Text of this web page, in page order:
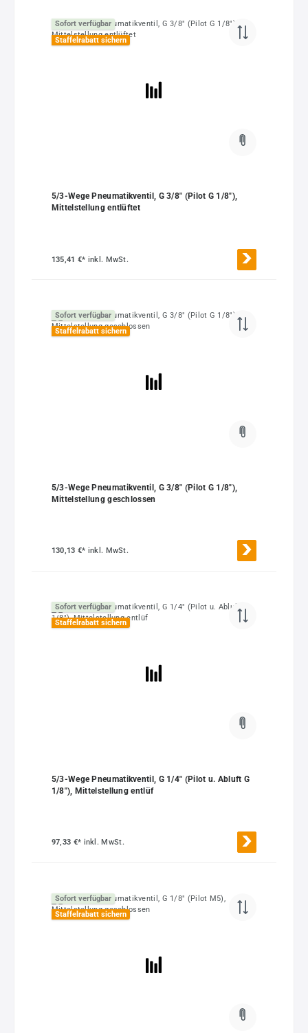
Sofort verfügbar
Staffelrabatt sichern
5/3-Wege Pneumatikventil, G 3/8" (Pilot G 1/8"),
Mittelstellung entlüftet
135,41 €* inkl. MwSt.
Sofort verfügbar
Staffelrabatt sichern
5/3-Wege Pneumatikventil, G 3/8" (Pilot G 1/8"),
Mittelstellung geschlossen
130,13 €* inkl. MwSt.
Sofort verfügbar
Staffelrabatt sichern
5/3-Wege Pneumatikventil, G 1/4" (Pilot u. Abluft G
1/8"), Mittelstellung entlüf
97,33 €* inkl. MwSt.
Sofort verfügbar
Staffelrabatt sichern